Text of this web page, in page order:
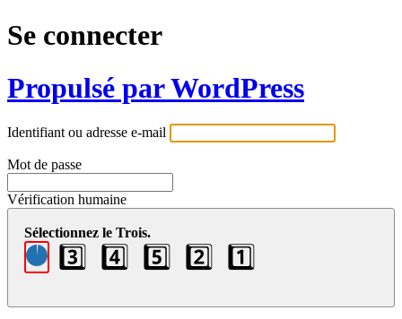
Se connecter
Propulsé par WordPress
Identifiant ou adresse e-mail
Mot de passe
Vérification humaine
Sélectionnez le Trois.
3️⃣ 4️⃣ 5️⃣ 2️⃣ 1️⃣